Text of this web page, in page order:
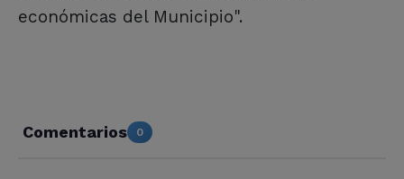
económicas del Municipio".
Comentarios 0